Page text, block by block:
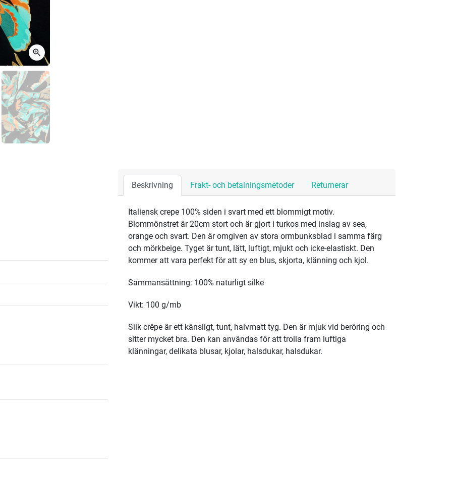
zoom_in
Beskrivning Frakt- och betalningsmetoder Returnerar
Italiensk crepe 100% siden i svart med ett blommigt motiv.
Blommönstret är 20cm stort och är gjort i turkos med inslag av sea,
orange och svart. Den är omgiven av stora ormbunksblad i samma färg
och mörkbeige. Tyget är tunt, lätt, luftigt, mjukt och icke-elastiskt. Den
kommer att vara perfekt för att sy en blus, skjorta, klänning och kjol.
Sammansättning: 100% naturligt silke
Vikt: 100 g/mb
Silk crêpe är ett känsligt, tunt, halvmatt tyg. Den är mjuk vid beröring och
sitter mycket bra. Den kan användas för att trolla fram luftiga
klänningar, delikata blusar, kjolar, halsdukar, halsdukar.